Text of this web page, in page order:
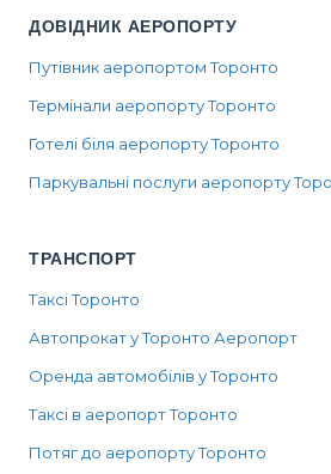
ДОВІДНИК АЕРОПОРТУ
Путівник аеропортом Торонто
Термінали аеропорту Торонто
Готелі біля аеропорту Торонто
Паркувальні послуги аеропорту
ТРАНСПОРТ
Таксі Торонто
Автопрокат у Торонто Аеропорт
Оренда автомобілів у Торонто
Таксі в аеропорт Торонто
Потяг до аеропорту Торонто